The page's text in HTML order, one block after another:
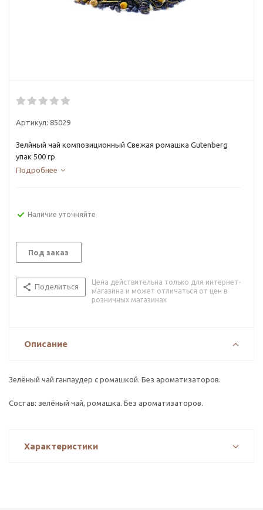
Артикул: 85029
Зелйный чай композиционный Свежая ромашка Gutenberg
упак 500 гр
Подробнее
Наличие уточняйте
Под заказ
Поделиться
Цена действительна только для интернет-
магазина и может отличаться от цен в
розничных магазинах
Описание
Зелёный чай ганпаудер с ромашкой. Без ароматизаторов.
Состав: зелёный чай, ромашка. Без ароматизаторов.
Характеристики